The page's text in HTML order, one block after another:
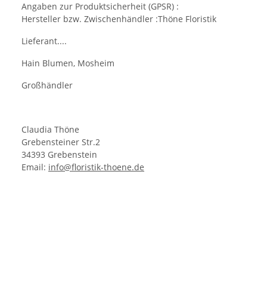
Angaben zur Produktsicherheit (GPSR) :
Hersteller bzw. Zwischenhändler :Thöne Floristik
Lieferant....
Hain Blumen, Mosheim
Großhändler
Claudia Thöne
Grebensteiner Str.2
34393 Grebenstein
Email: info@floristik-thoene.de